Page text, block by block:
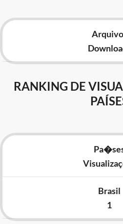
RANKING DE
Brasil
1